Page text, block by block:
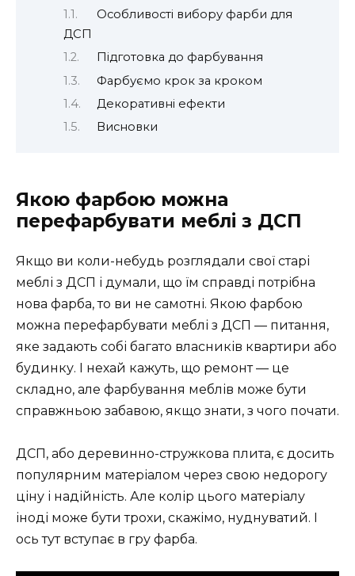
Особливості вибору фарби для
ДСП
Підготовка до фарбування
Фарбуємо крок за кроком
Декоративні ефекти
Висновки
Якою фарбою можна
перефарбувати меблі з ДСП
Якщо ви коли-небудь розглядали свої старі
меблі з ДСП і думали, що їм справді потрібна
нова фарба, то ви не самотні. Якою фарбою
можна перефарбувати меблі з ДСП — питання,
яке задають собі багато власників квартири або
будинку. І нехай кажуть, що ремонт — це
складно, але фарбування меблів може бути
справжньою забавою, якщо знати, з чого почати.
ДСП, або деревинно-стружкова плита, є досить
популярним матеріалом через свою недорогу
ціну і надійність. Але колір цього матеріалу
іноді може бути трохи, скажімо, нуднуватий. І
ось тут вступає в гру фарба.